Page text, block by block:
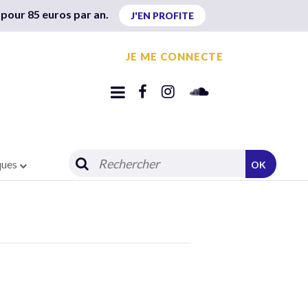
85 euros par an. J'EN PROFITE
JE ME CONNECTE
OK